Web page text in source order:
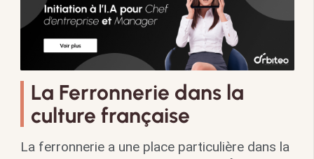
La Ferronnerie dans la
culture française
La ferronnerie a une place particulière dans la